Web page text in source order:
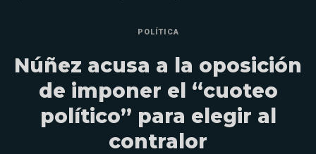
POLÍTICA
Núñez acusa a la oposición
de imponer el “cuoteo
político” para elegir al
contralor